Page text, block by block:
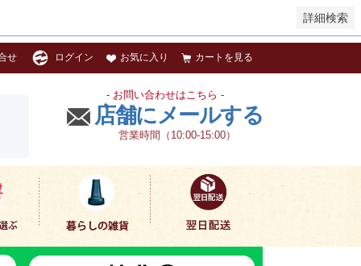
詳細検索
せ ログイン お気に入り カートを見る
- お問い合わせはこちら -
店舗にメールする
営業時間（10:00-15:00）